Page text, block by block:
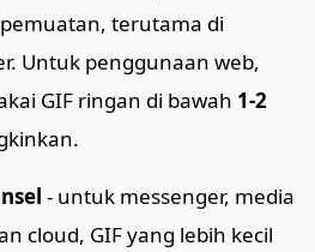
terutama di
Untuk penggunaan web,
GIF ringan di bawah 1-2
- untuk messenger, media
cloud, GIF yang lebih kecil